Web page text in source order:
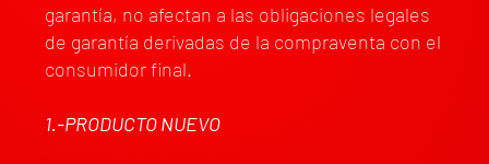
garantía, no afectan a las obligaciones legales
de garantía derivadas de la compraventa con el
consumidor final.
1.-PRODUCTO NUEVO